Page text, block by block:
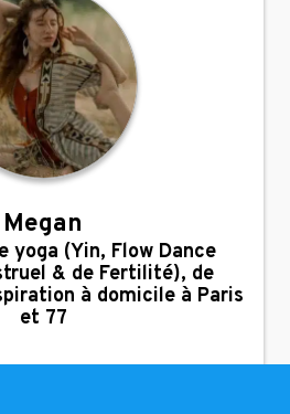
Megan
yoga (Yin, Flow Dance
& de Fertilité), de
à domicile à Paris
et 77